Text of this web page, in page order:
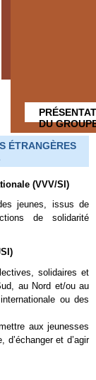
DU
ÉTRANGÈRES
(VVV/SI)
jeunes, issus de
de solidarité
solidaires et
au Nord et/ou au
ou des
aux jeunesses
et d’agir